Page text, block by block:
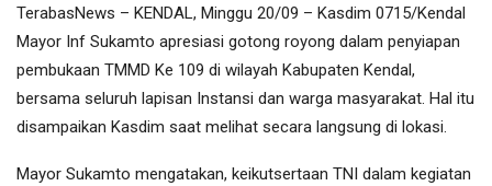
TerabasNews – KENDAL, Minggu 20/09 – Kasdim 0715/Kendal
Mayor Inf Sukamto apresiasi gotong royong dalam penyiapan
pembukaan TMMD Ke 109 di wilayah Kabupaten Kendal,
bersama seluruh lapisan Instansi dan warga masyarakat. Hal itu
disampaikan Kasdim saat melihat secara langsung di lokasi.
Mayor Sukamto mengatakan, keikutsertaan TNI dalam kegiatan